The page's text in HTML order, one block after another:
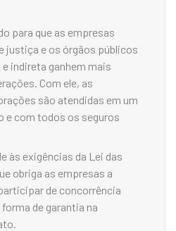
para que as empresas
justiça e os órgãos públicos
indireta ganhem mais
Com ele, as
são atendidas em um
e com todos os seguros
às exigências da Lei das
obriga as empresas a
de concorrência
de garantia na